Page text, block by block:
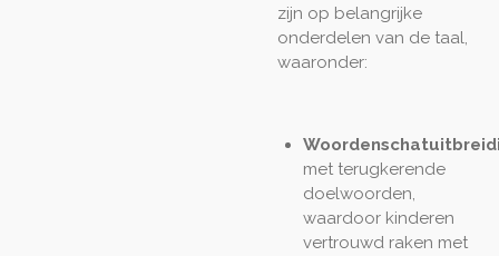
zijn op belangrijke
onderdelen van de taal,
waaronder:
met terugkerende
doelwoorden,
waardoor kinderen
vertrouwd raken met